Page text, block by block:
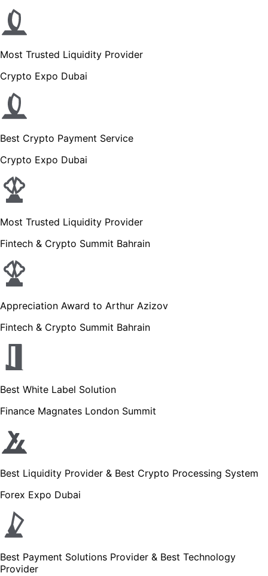
Most Trusted Liquidity Provider
Crypto Expo Dubai
Best Crypto Payment Service
Crypto Expo Dubai
Most Trusted Liquidity Provider
Fintech & Crypto Summit Bahrain
Appreciation Award to Arthur Azizov
Fintech & Crypto Summit Bahrain
Best White Label Solution
Finance Magnates London Summit
Best Liquidity Provider & Best Crypto Processing System
Forex Expo Dubai
Best Payment Solutions Provider & Best Technology
Provider